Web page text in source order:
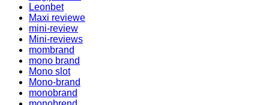
Leonbet
Maxi reviewe
mini-review
Mini-reviews
mombrand
mono brand
Mono slot
Mono-brand
monobrand